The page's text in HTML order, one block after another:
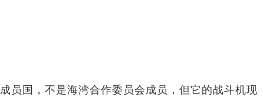
员国，不是海湾合作委员会成员，但它的战斗机现